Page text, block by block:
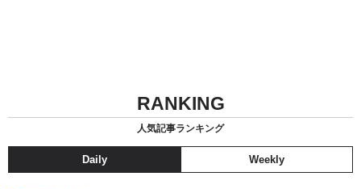
RANKING
人気記事ランキング
Daily Weekly